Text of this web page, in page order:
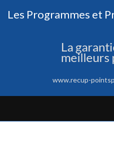
Les Programmes et
www.recup-